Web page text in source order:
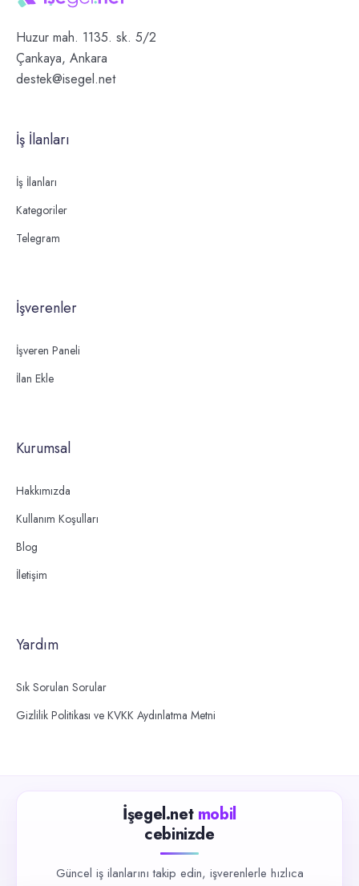
Huzur mah. 1135. sk. 5/2
Çankaya, Ankara
destek@isegel.net
İş İlanları
İş İlanları
Kategoriler
Telegram
İşverenler
İşveren Paneli
İlan Ekle
Kurumsal
Hakkımızda
Kullanım Koşulları
Blog
İletişim
Yardım
Sık Sorulan Sorular
Gizlilik Politikası ve KVKK Aydınlatma Metni
İşegel.net mobil
cebinizde
Güncel iş ilanlarını takip edin, işverenlerle hızlıca